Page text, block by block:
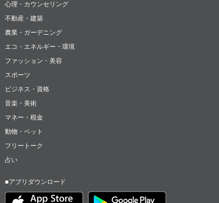
心理・カウンセリング
不動産・建築
農業・ガーデニング
エコ・エネルギー・環境
ファッション・美容
スポーツ
ビジネス・資格
音楽・美術
マネー・税金
動物・ペット
フリートーク
占い
■アプリダウンロード